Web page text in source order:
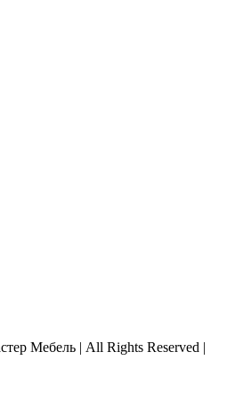
Мебель | All Rights Reserved |